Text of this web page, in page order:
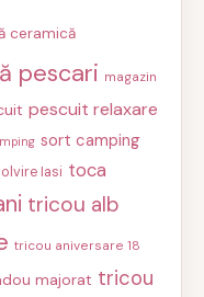
ceramică
pescari magazin
pescuit relaxare
sort camping
Iasi toca
tricou alb
tricou aniversare 18
majorat tricou